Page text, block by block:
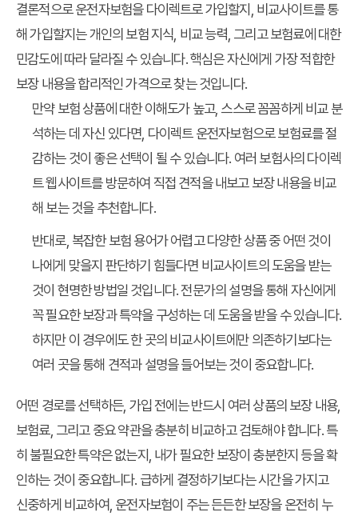
결론적으로운전자보험을다이렉트로 가입할지, 비교사이트를 통
해 가입할지는 개인의 보험 지식, 비교 능력, 그리고 보험료에 대한
민감도에 따라 달라질 수 있습니다. 핵심은 자신에게 가장 적합한
보장 내용을 합리적인 가격으로 찾는 것입니다.
만약 보험 상품에 대한 이해도가 높고, 스스로 꼼꼼하게 비교 분
석하는 데 자신 있다면, 다이렉트 운전자보험으로 보험료를 절
감하는 것이 좋은 선택이 될 수 있습니다. 여러 보험사의 다이렉
트 웹사이트를 방문하여 직접 견적을 내보고 보장 내용을 비교
해 보는 것을 추천합니다.
반대로, 복잡한 보험 용어가 어렵고 다양한 상품 중 어떤 것이
나에게 맞을지 판단하기 힘들다면 비교사이트의 도움을 받는
것이 현명한 방법일 것입니다. 전문가의 설명을 통해 자신에게
꼭 필요한 보장과 특약을 구성하는 데 도움을 받을 수 있습니다.
하지만 이 경우에도 한 곳의 비교사이트에만 의존하기보다는
여러 곳을 통해 견적과 설명을 들어보는 것이 중요합니다.
어떤 경로를 선택하든, 가입 전에는 반드시 여러 상품의 보장 내용,
보험료, 그리고 중요 약관을 충분히 비교하고 검토해야 합니다. 특
히 불필요한 특약은 없는지, 내가 필요한 보장이 충분한지 등을 확
인하는 것이 중요합니다. 급하게 결정하기보다는 시간을 가지고
신중하게 비교하여, 운전자보험이 주는 든든한 보장을 온전히 누